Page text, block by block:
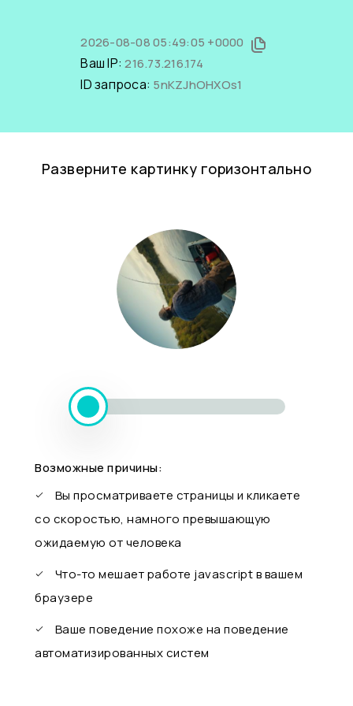
2026-08-08 05:49:05 +0000
Ваш IP:216.73.216.174
ID запроса: 5nKZJhOHXOs1
Разверните картинку горизонтально
Возможные причины:
Вы просматриваете страницы и кликаете
со скоростью, намного превышающую
ожидаемую от человека
Что-то мешает работе javascript в вашем
браузере
Ваше поведение похоже на поведение
автоматизированных систем